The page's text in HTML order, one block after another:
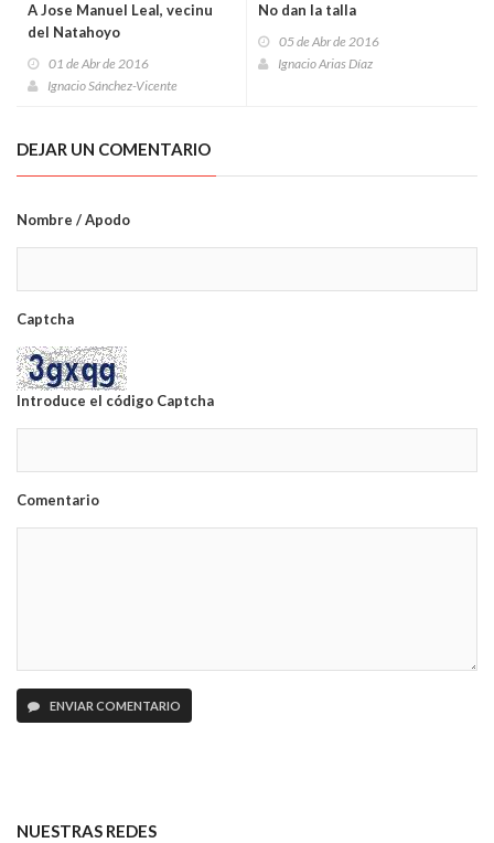
A Jose Manuel Leal, vecinu
del Natahoyo
01 de Abr de 2016
Ignacio Sánchez-Vicente
No dan la talla
05 de Abr de 2016
Ignacio Arias Díaz
DEJAR UN COMENTARIO
Nombre / Apodo
Captcha
Introduce el código Captcha
Comentario
ENVIAR COMENTARIO
NUESTRAS REDES